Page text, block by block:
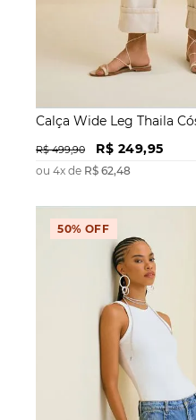
Calça Wide Leg Thaila
R$ 499,90 R$ 249,95
ou 4x de R$ 62,48
50% OFF